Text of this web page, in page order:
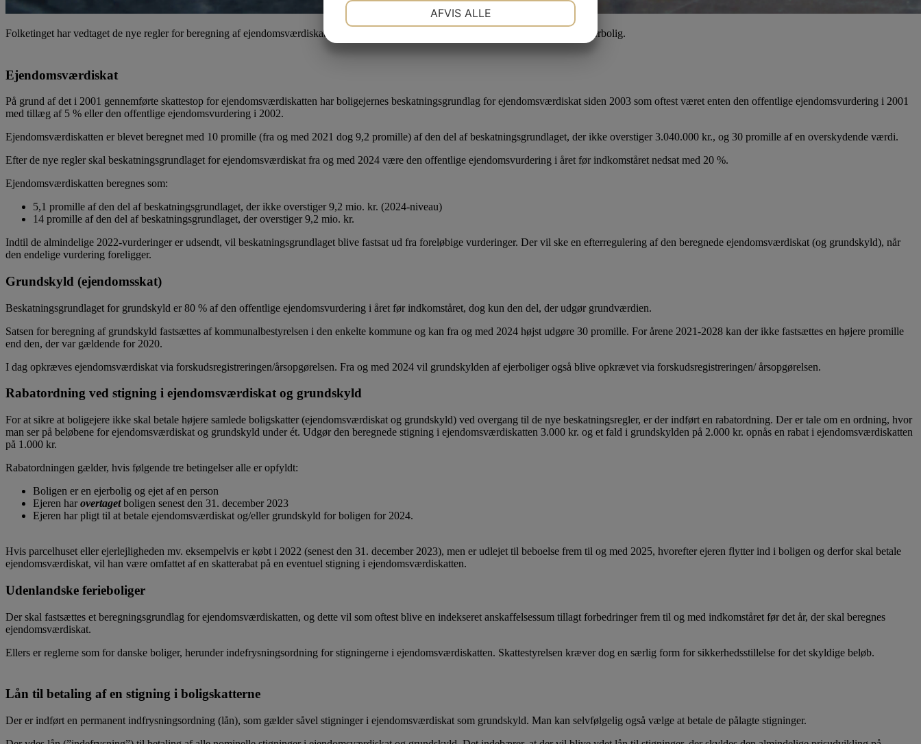
Folketinget har vedtaget de nye regler for beregning af ejendomsværdiskat og grundskyld for familiens parcelhus, ejerlejlighed og sommerbolig.
Ejendomsværdiskat
På grund af det i 2001 gennemførte skattestop for ejendomsværdiskatten har boligejernes beskatningsgrundlag for ejendomsværdiskat siden 2003 som oftest været enten den offentlige ejendomsvurdering i 2001
med tillæg af 5 % eller den offentlige ejendomsvurdering i 2002.
Ejendomsværdiskatten er blevet beregnet med 10 promille (fra og med 2021 dog 9,2 promille) af den del af beskatningsgrundlaget, der ikke overstiger 3.040.000 kr., og 30 promille af en overskydende værdi.
Efter de nye regler skal beskatningsgrundlaget for ejendomsværdiskat fra og med 2024 være den offentlige ejendomsvurdering i året før indkomståret nedsat med 20 %.
Ejendomsværdiskatten beregnes som:
5,1 promille af den del af beskatningsgrundlaget, der ikke overstiger 9,2 mio. kr. (2024-niveau)
14 promille af den del af beskatningsgrundlaget, der overstiger 9,2 mio. kr.
Indtil de almindelige 2022-vurderinger er udsendt, vil beskatningsgrundlaget blive fastsat ud fra foreløbige vurderinger. Der vil ske en efterregulering af den beregnede ejendomsværdiskat (og grundskyld), når
den endelige vurdering foreligger.
Grundskyld (ejendomsskat)
Beskatningsgrundlaget for grundskyld er 80 % af den offentlige ejendomsvurdering i året før indkomståret, dog kun den del, der udgør grundværdien.
Satsen for beregning af grundskyld fastsættes af kommunalbestyrelsen i den enkelte kommune og kan fra og med 2024 højst udgøre 30 promille. For årene 2021-2028 kan der ikke fastsættes en højere promille
end den, der var gældende for 2020.
I dag opkræves ejendomsværdiskat via forskudsregistreringen/årsopgørelsen. Fra og med 2024 vil grundskylden af ejerboliger også blive opkrævet via forskudsregistreringen/ årsopgørelsen.
Rabatordning ved stigning i ejendomsværdiskat og grundskyld
For at sikre at boligejere ikke skal betale højere samlede boligskatter (ejendomsværdiskat og grundskyld) ved overgang til de nye beskatningsregler, er der indført en rabatordning. Der er tale om en ordning, hvor
man ser på beløbene for ejendomsværdiskat og grundskyld under ét. Udgør den beregnede stigning i ejendomsværdiskatten 3.000 kr. og et fald i grundskylden på 2.000 kr. opnås en rabat i ejendomsværdiskatten
på 1.000 kr.
Rabatordningen gælder, hvis følgende tre betingelser alle er opfyldt:
Boligen er en ejerbolig og ejet af en person
Ejeren harovertagetboligen senest den 31. december 2023
Ejeren har pligt til at betale ejendomsværdiskat og/eller grundskyld for boligen for 2024.
Hvis parcelhuset eller ejerlejligheden mv. eksempelvis er købt i 2022 (senest den 31. december 2023), men er udlejet til beboelse frem til og med 2025, hvorefter ejeren flytter ind i boligen og derfor skal betale
ejendomsværdiskat, vil han være omfattet af en skatterabat på en eventuel stigning i ejendomsværdiskatten.
Udenlandske ferieboliger
Der skal fastsættes et beregningsgrundlag for ejendomsværdiskatten, og dette vil som oftest blive en indekseret anskaffelsessum tillagt forbedringer frem til og med indkomståret før det år, der skal beregnes
ejendomsværdiskat.
Ellers er reglerne som for danske boliger, herunder indefrysningsordning for stigningerne i ejendomsværdiskatten. Skattestyrelsen kræver dog en særlig form for sikkerhedsstillelse for det skyldige beløb.
Lån til betaling af en stigning i boligskatterne
Der er indført en permanent indfrysningsordning (lån), som gælder såvel stigninger i ejendomsværdiskat som grundskyld. Man kan selvfølgelig også vælge at betale de pålagte stigninger.
AFVIS ALLE